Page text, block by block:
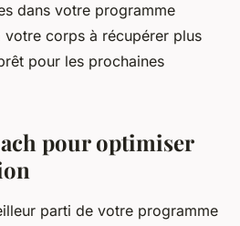
dans votre programme
votre corps à récupérer plus
pour les prochaines
pour optimiser
parti de votre programme